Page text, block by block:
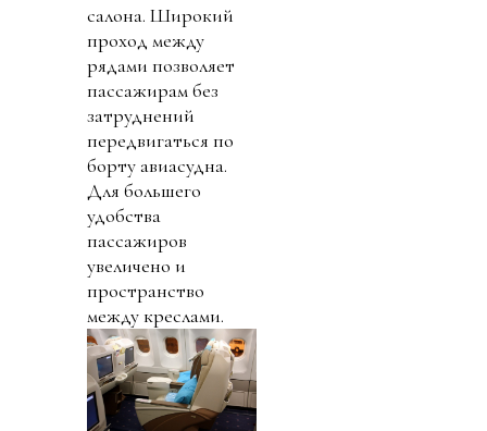
салона. Широкий
проход между
рядами позволяет
пассажирам без
затруднений
передвигаться по
борту авиасудна.
Для большего
удобства
пассажиров
увеличено и
пространство
между креслами.